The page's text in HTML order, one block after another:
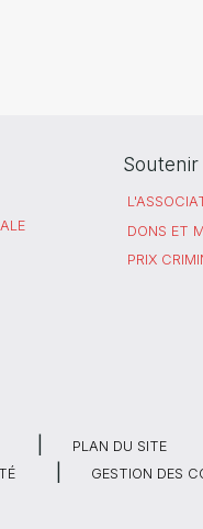
DONS ET
PRIX
PLAN DU SITE
GESTION DES